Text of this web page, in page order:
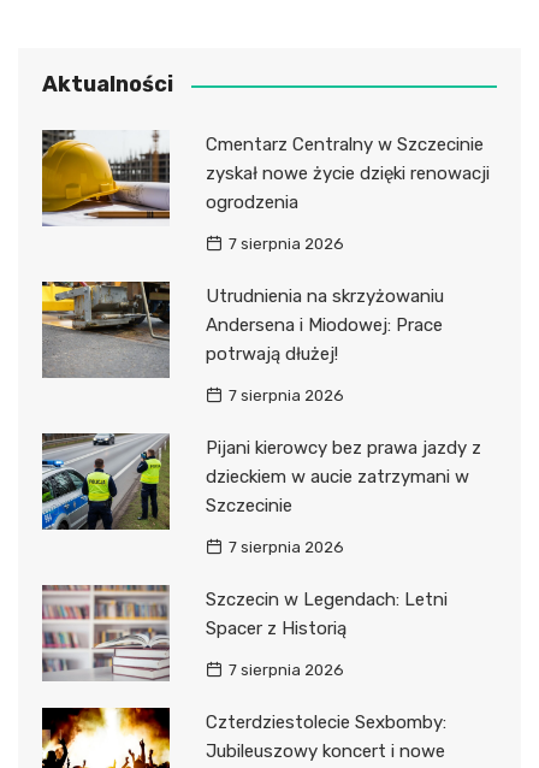
Aktualności
Cmentarz Centralny w Szczecinie
zyskał nowe życie dzięki renowacji
ogrodzenia
7 sierpnia 2026
Utrudnienia na skrzyżowaniu
Andersena i Miodowej: Prace
potrwają dłużej!
7 sierpnia 2026
Pijani kierowcy bez prawa jazdy z
dzieckiem w aucie zatrzymani w
Szczecinie
7 sierpnia 2026
Szczecin w Legendach: Letni
Spacer z Historią
7 sierpnia 2026
Czterdziestolecie Sexbomby:
Jubileuszowy koncert i nowe